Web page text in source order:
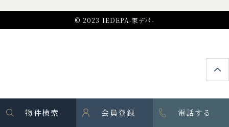
© 2023 IEDEPA-家デパ-
物件検索 会員登録 電話する